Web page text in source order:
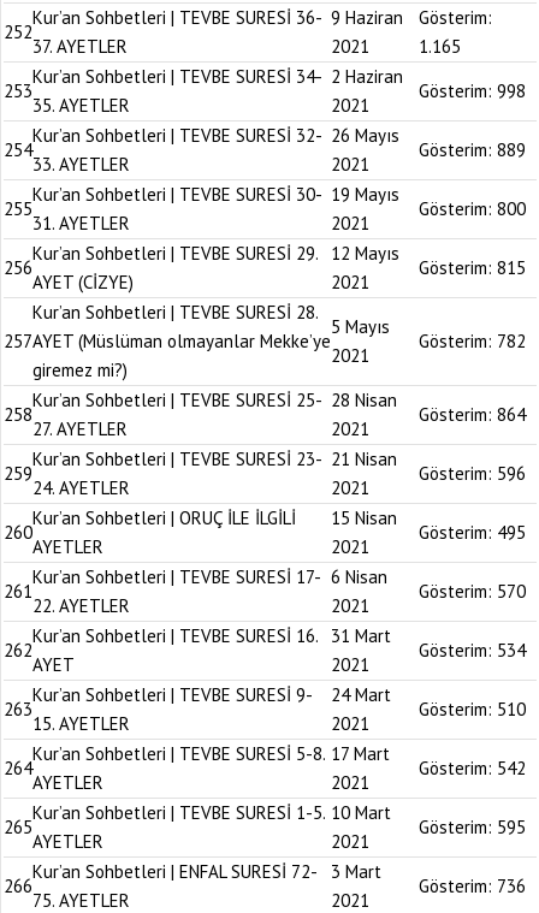
252
Kur’an Sohbetleri | TEVBE SURESİ 36-
37. AYETLER
9 Haziran
2021
Gösterim:
1.165
253
Kur’an Sohbetleri | TEVBE SURESİ 34-
35. AYETLER
2 Haziran
2021
Gösterim: 998
254
Kur’an Sohbetleri | TEVBE SURESİ 32-
33. AYETLER
26 Mayıs
2021
Gösterim: 889
255
Kur’an Sohbetleri | TEVBE SURESİ 30-
31. AYETLER
19 Mayıs
2021
Gösterim: 800
256
Kur’an Sohbetleri | TEVBE SURESİ 29.
AYET (CİZYE)
12 Mayıs
2021
Gösterim: 815
257
Kur’an Sohbetleri | TEVBE SURESİ 28.
AYET (Müslüman olmayanlar Mekke’ye
giremez mi?)
5 Mayıs
2021
Gösterim: 782
258
Kur’an Sohbetleri | TEVBE SURESİ 25-
27. AYETLER
28 Nisan
2021
Gösterim: 864
259
Kur’an Sohbetleri | TEVBE SURESİ 23-
24. AYETLER
21 Nisan
2021
Gösterim: 596
260
Kur’an Sohbetleri | ORUÇ İLE İLGİLİ
AYETLER
15 Nisan
2021
Gösterim: 495
261
Kur’an Sohbetleri | TEVBE SURESİ 17-
22. AYETLER
6 Nisan
2021
Gösterim: 570
262
Kur’an Sohbetleri | TEVBE SURESİ 16.
AYET
31 Mart
2021
Gösterim: 534
263
Kur’an Sohbetleri | TEVBE SURESİ 9-
15. AYETLER
24 Mart
2021
Gösterim: 510
264
Kur’an Sohbetleri | TEVBE SURESİ 5-8.
AYETLER
17 Mart
2021
Gösterim: 542
265
Kur’an Sohbetleri | TEVBE SURESİ 1-5.
AYETLER
10 Mart
2021
Gösterim: 595
266
Kur’an Sohbetleri | ENFAL SURESİ 72-
75. AYETLER
3 Mart
2021
Gösterim: 736